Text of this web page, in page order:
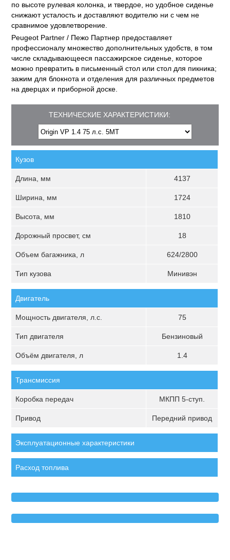
по высоте рулевая колонка, и твердое, но удобное сиденье
снижают усталость и доставляют водителю ни с чем не
сравнимое удовлетворение.
Peugeot Partner / Пежо Партнер предоставляет
профессионалу множество дополнительных удобств, в том
числе складывающееся пассажирское сиденье, которое
можно превратить в письменный стол или стол для пикника;
зажим для блокнота и отделения для различных предметов
на дверцах и приборной доске.
ТЕХНИЧЕСКИЕ ХАРАКТЕРИСТИКИ:
Кузов
Длина, мм 4137
Ширина, мм 1724
Высота, мм 1810
Дорожный просвет, см 18
Объем багажника, л 624/2800
Тип кузова Минивэн
Двигатель
Мощность двигателя, л.с. 75
Тип двигателя Бензиновый
Объём двигателя, л 1.4
Трансмиссия
Коробка передач МКПП 5-ступ.
Привод Передний привод
Эксплуатационные характеристики
Расход топлива